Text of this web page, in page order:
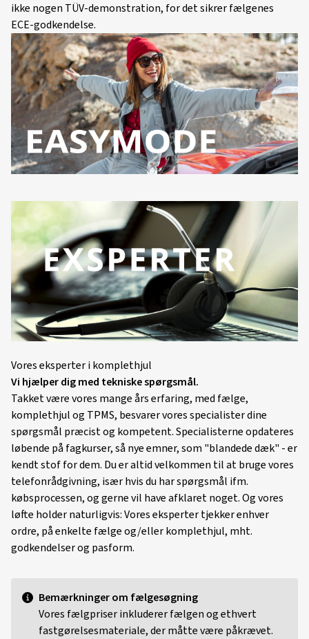
ikke nogen TÜV-demonstration, for det sikrer fælgenes
ECE-godkendelse.
Vores eksperter i komplethjul
Vi hjælper dig med tekniske spørgsmål.
Takket være vores mange års erfaring, med fælge,
komplethjul og TPMS, besvarer vores specialister dine
spørgsmål præcist og kompetent. Specialisterne opdateres
løbende på fagkurser, så nye emner, som "blandede dæk" - er
kendt stof for dem. Du er altid velkommen til at bruge vores
telefonrådgivning, især hvis du har spørgsmål ifm.
købsprocessen, og gerne vil have afklaret noget. Og vores
løfte holder naturligvis: Vores eksperter tjekker enhver
ordre, på enkelte fælge og/eller komplethjul, mht.
godkendelser og pasform.
Bemærkninger om fælgesøgning
Vores fælgpriser inkluderer fælgen og ethvert
fastgørelsesmateriale, der måtte være påkrævet.